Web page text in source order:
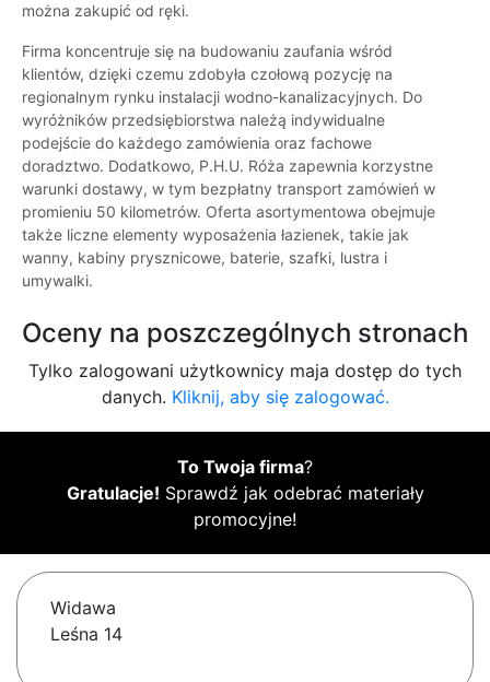
można zakupić od ręki.
Firma koncentruje się na budowaniu zaufania wśród
klientów, dzięki czemu zdobyła czołową pozycję na
regionalnym rynku instalacji wodno-kanalizacyjnych. Do
wyróżników przedsiębiorstwa należą indywidualne
podejście do każdego zamówienia oraz fachowe
doradztwo. Dodatkowo, P.H.U. Róża zapewnia korzystne
warunki dostawy, w tym bezpłatny transport zamówień w
promieniu 50 kilometrów. Oferta asortymentowa obejmuje
także liczne elementy wyposażenia łazienek, takie jak
wanny, kabiny prysznicowe, baterie, szafki, lustra i
umywalki.
Oceny na poszczególnych stronach
Tylko zalogowani użytkownicy maja dostęp do tych
danych. Kliknij, aby się zalogować.
To Twoja firma?
Gratulacje! Sprawdź jak odebrać materiały
promocyjne!
Widawa
Leśna 14